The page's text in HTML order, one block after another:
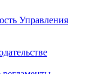
Управления